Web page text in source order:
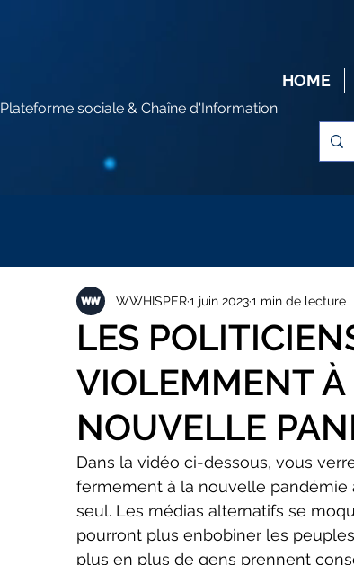
HOME
Plateforme sociale & Chaîne d'Information
LES
VIOLEMMENT
NOUVELLE
WWHISPER1 juin 20231 min de lecture
Dans la vidéo ci-dessous, vous
fermement à la nouvelle pandémie
seul. Les médias alternatifs se
pourront plus enbobiner les
plus en plus de gens prennent